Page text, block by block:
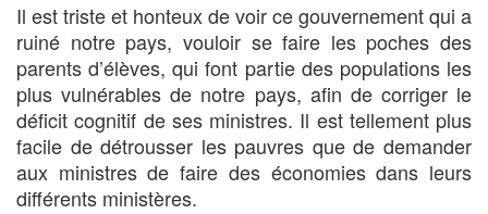
Il est triste et honteux de voir ce gouvernement qui a
ruiné notre pays, vouloir se faire les poches des
parents d’élèves, qui font partie des populations les
plus vulnérables de notre pays, afin de corriger le
déficit cognitif de ses ministres. Il est tellement plus
facile de détrousser les pauvres que de demander
aux ministres de faire des économies dans leurs
différents ministères.